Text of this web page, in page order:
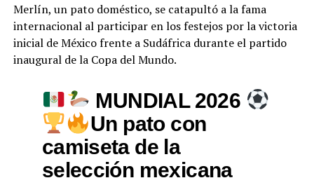
Merlín, un pato doméstico, se catapultó a la fama
internacional al participar en los festejos por la victoria
inicial de México frente a Sudáfrica durante el partido
inaugural de la Copa del Mundo.
MUNDIAL 2026
Un pato con
camiseta de la
selección mexicana